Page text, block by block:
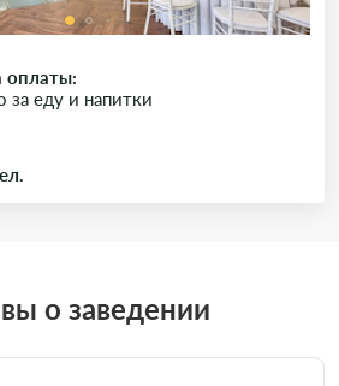
оплаты:
за еду и напитки
о заведении